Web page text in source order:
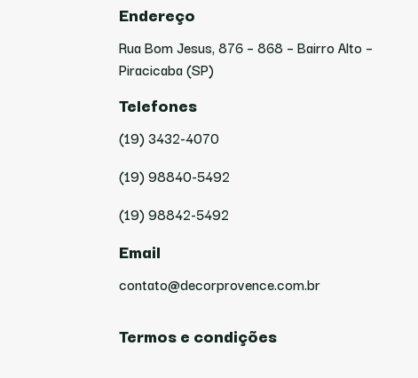
Endereço
Rua Bom Jesus, 876 – 868 – Bairro Alto –
Piracicaba (SP)
Telefones
(19) 3432-4070
(19) 98840-5492
(19) 98842-5492
Email
contato@decorprovence.com.br
Termos e condições